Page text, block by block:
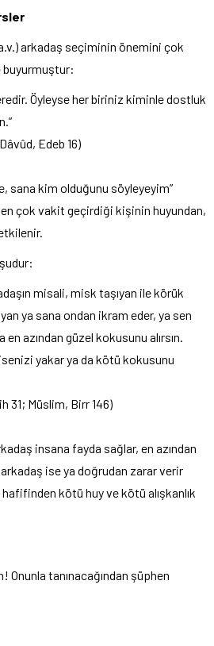
arkadaş seçiminin önemini çok
buyurmuştur:
Öyleyse her biriniz kiminle dostluk
Edeb 16)
sana kim olduğunu söyleyeyim”
en çok vakit geçirdiği kişinin huyundan,
misali, misk taşıyan ile körük
ya sana ondan ikram eder, ya sen
en azından güzel kokusunu alırsın.
yakar ya da kötü kokusunu
31; Müslim, Birr 146)
insana fayda sağlar, en azından
ise ya doğrudan zarar verir
kötü huy ve kötü alışkanlık
Onunla tanınacağından şüphen